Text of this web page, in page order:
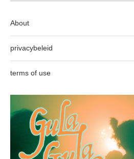
About
privacybeleid
terms of use